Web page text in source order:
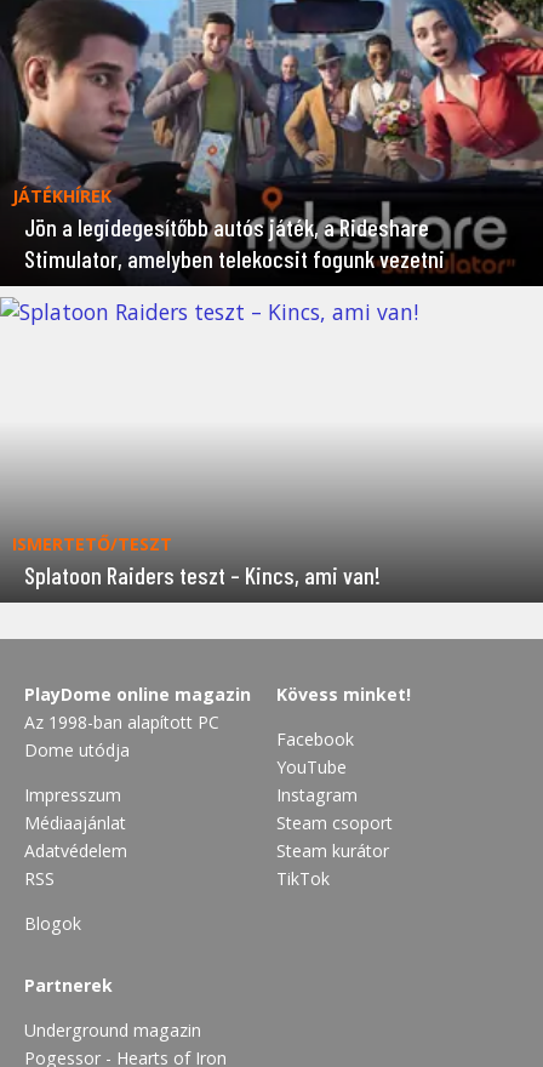
JÁTÉKHÍREK
Jön a legidegesítőbb autós játék, a Rideshare
Stimulator, amelyben telekocsit fogunk vezetni
ISMERTETŐ/TESZT
Splatoon Raiders teszt – Kincs, ami van!
PlayDome online magazin
Az 1998-ban alapított PC
Dome utódja
Impresszum
Médiaajánlat
Adatvédelem
RSS
Blogok
Kövess minket!
Facebook
YouTube
Instagram
Steam csoport
Steam kurátor
TikTok
Partnerek
Underground magazin
Pogessor - Hearts of Iron